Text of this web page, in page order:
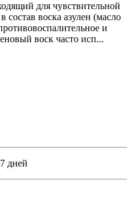
для чувствительной
воска азулен (масло
и
воск часто исп...
дней